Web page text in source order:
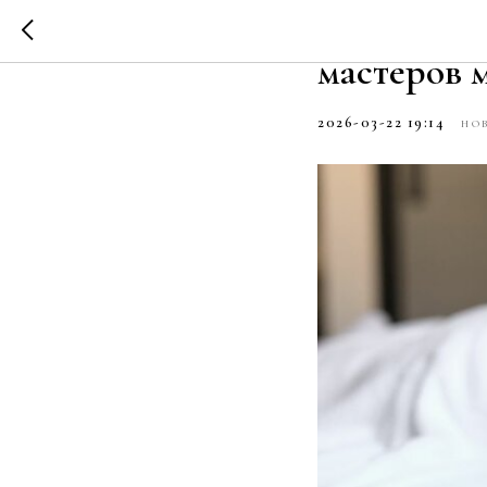
мастеров
2026-03-22 19:14